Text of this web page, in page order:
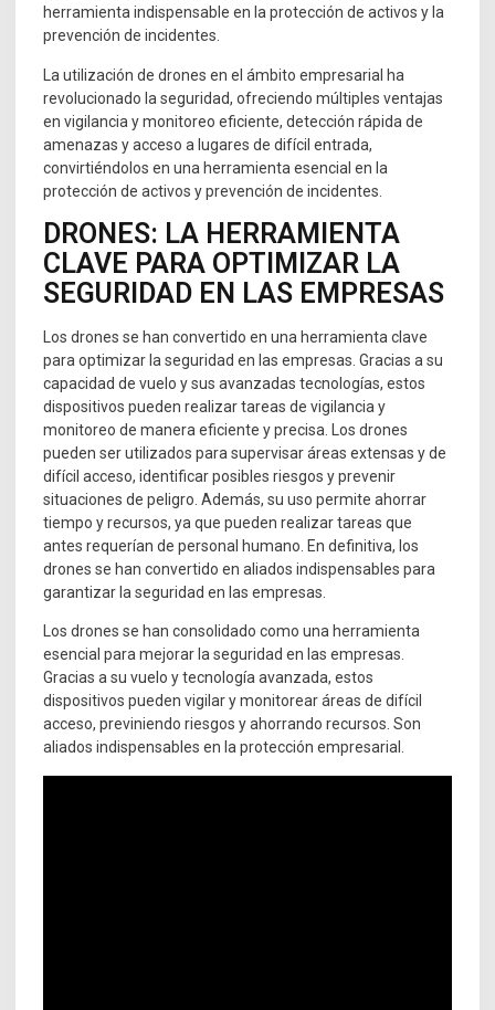
herramienta indispensable en la protección de activos y la
prevención de incidentes.
La utilización de drones en el ámbito empresarial ha
revolucionado la seguridad, ofreciendo múltiples ventajas
en vigilancia y monitoreo eficiente, detección rápida de
amenazas y acceso a lugares de difícil entrada,
convirtiéndolos en una herramienta esencial en la
protección de activos y prevención de incidentes.
DRONES: LA HERRAMIENTA
CLAVE PARA OPTIMIZAR LA
SEGURIDAD EN LAS EMPRESAS
Los drones se han convertido en una herramienta clave
para optimizar la seguridad en las empresas. Gracias a su
capacidad de vuelo y sus avanzadas tecnologías, estos
dispositivos pueden realizar tareas de vigilancia y
monitoreo de manera eficiente y precisa. Los drones
pueden ser utilizados para supervisar áreas extensas y de
difícil acceso, identificar posibles riesgos y prevenir
situaciones de peligro. Además, su uso permite ahorrar
tiempo y recursos, ya que pueden realizar tareas que
antes requerían de personal humano. En definitiva, los
drones se han convertido en aliados indispensables para
garantizar la seguridad en las empresas.
Los drones se han consolidado como una herramienta
esencial para mejorar la seguridad en las empresas.
Gracias a su vuelo y tecnología avanzada, estos
dispositivos pueden vigilar y monitorear áreas de difícil
acceso, previniendo riesgos y ahorrando recursos. Son
aliados indispensables en la protección empresarial.